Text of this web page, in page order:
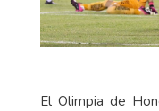
El Olimpia de